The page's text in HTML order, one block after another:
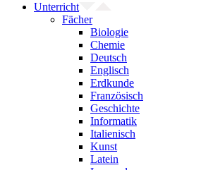
Unterricht
Fächer
Biologie
Chemie
Deutsch
Englisch
Erdkunde
Französisch
Geschichte
Informatik
Italienisch
Kunst
Latein